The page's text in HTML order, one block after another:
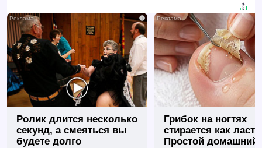
i
Ролик длится несколько
секунд, а смеяться вы
будете долго
Грибок на ногтях
стирается как
Простой домашний